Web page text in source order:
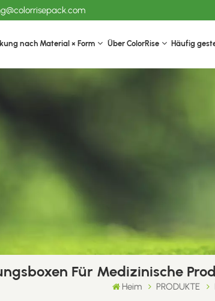
nach Material × Form Über ColorRise Häufig
Für Medizinische
Heim PRODUKTE